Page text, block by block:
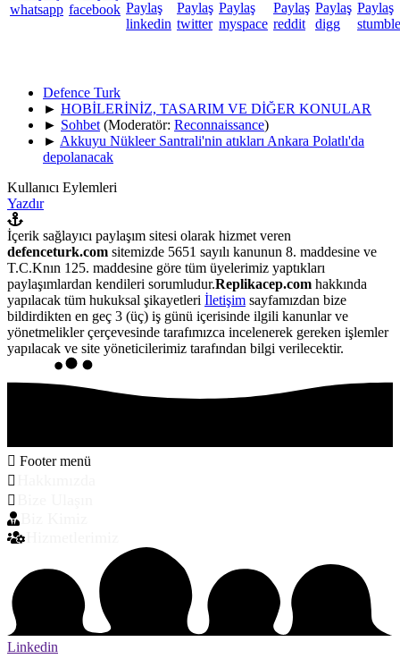
Defence Turk
► HOBİLERİNİZ, TASARIM VE DİĞER KONULAR
► Sohbet (Moderatör: Reconnaissance)
► Akkuyu Nükleer Santrali'nin atıkları Ankara Polatlı'da
depolanacak
Kullanıcı Eylemleri
Yazdır
İçerik sağlayıcı paylaşım sitesi olarak hizmet veren
defenceturk.com sitemizde 5651 sayılı kanunun 8. maddesine ve
T.C.Knın 125. maddesine göre tüm üyelerimiz yaptıkları
paylaşımlardan kendileri sorumludur.Replikacep.com hakkında
yapılacak tüm hukuksal şikayetleri İletişim sayfamızdan bize
bildirdikten en geç 3 (üç) iş günü içerisinde ilgili kanunlar ve
yönetmelikler çerçevesinde tarafımızca incelenerek gereken işlemler
yapılacak ve site yöneticilerimiz tarafından bilgi verilecektir.
Footer menü
Linkedin